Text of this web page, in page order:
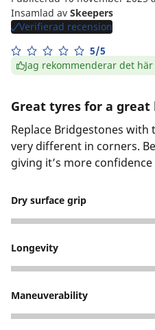
Insamlad av Skeepers
Verifierad recension
5/5
Jag rekommenderar det
Great tyres for a great
Replace Bridgestones with
very different in corners.
giving it’s more confidence
Dry surface grip
5
Longevity
4
Maneuverability
5